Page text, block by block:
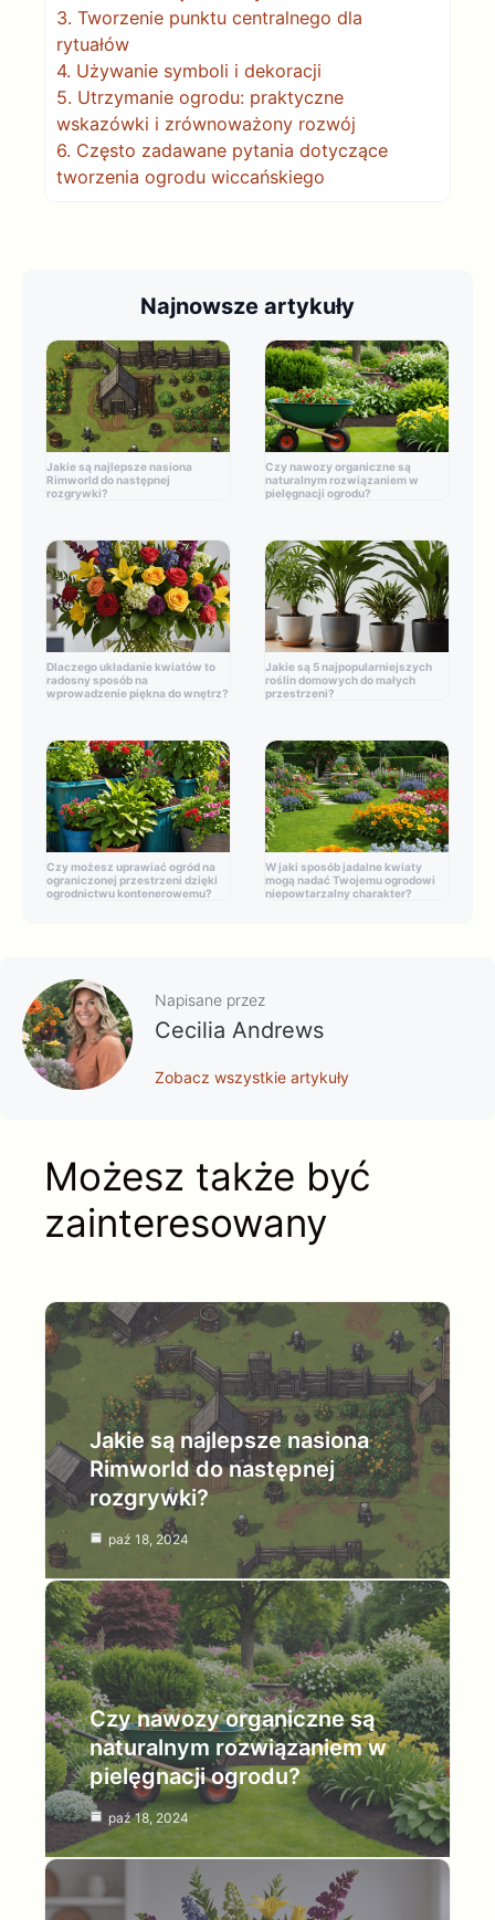
3. Tworzenie punktu centralnego dla
rytuałów
4. Używanie symboli i dekoracji
5. Utrzymanie ogrodu: praktyczne
wskazówki i zrównoważony rozwój
6. Często zadawane pytania dotyczące
tworzenia ogrodu wiccańskiego
Najnowsze artykuły
Jakie są najlepsze nasiona
Rimworld do następnej
rozgrywki?
Czy nawozy organiczne są
naturalnym rozwiązaniem w
pielęgnacji ogrodu?
Dlaczego układanie kwiatów to
radosny sposób na
wprowadzenie piękna do wnętrz?
Jakie są 5 najpopularniejszych
roślin domowych do małych
przestrzeni?
Czy możesz uprawiać ogród na
ograniczonej przestrzeni dzięki
ogrodnictwu kontenerowemu?
W jaki sposób jadalne kwiaty
mogą nadać Twojemu ogrodowi
niepowtarzalny charakter?
Napisane przez
Cecilia Andrews
Zobacz wszystkie artykuły
Możesz także być
zainteresowany
Jakie są najlepsze nasiona
Rimworld do następnej
rozgrywki?
paź 18, 2024
Czy nawozy organiczne są
naturalnym rozwiązaniem w
pielęgnacji ogrodu?
paź 18, 2024